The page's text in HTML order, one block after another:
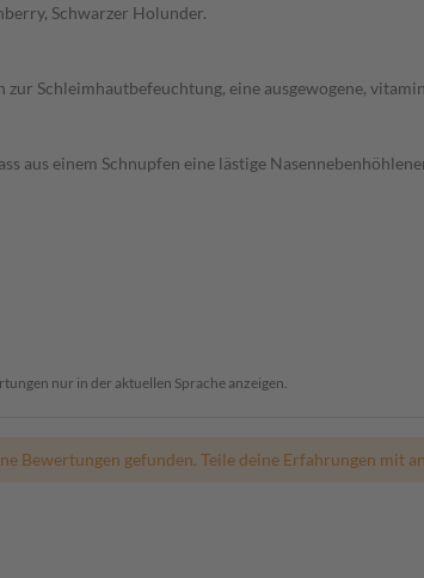
Schwarzer Holunder.
Schleimhautbefeuchtung, eine ausgewogene,
aus einem Schnupfen eine lästige
nur in der aktuellen Sprache anzeigen.
Bewertungen gefunden. Teile deine Erfahrungen mit